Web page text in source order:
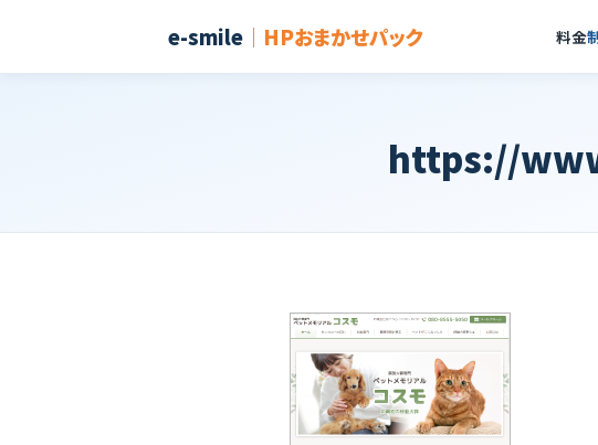
e-smile ｜HPおまかせパック 料金
https://